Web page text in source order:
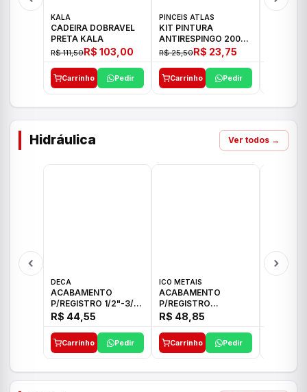
KALA
CADEIRA DOBRAVEL
PRETA KALA
R$ 111,50R$ 103,00
Carrinho Pedir
PINCEIS ATLAS
KIT PINTURA
ANTIRESPINGO 2003
ATLAS 03 PCS
R$ 25,50R$ 23,75
Carrinho Pedir
Hidráulica Ver todos →
DECA
ACABAMENTO
P/REGISTRO 1/2"-3/4"
E 1"C21.PQ DECA
R$ 44,55
Carrinho Pedir
ICO METAIS
ACABAMENTO
P/REGISTRO
1/2"-3/4"-1" ACB M
CS 33 ICO
R$ 48,85
Carrinho Pedir